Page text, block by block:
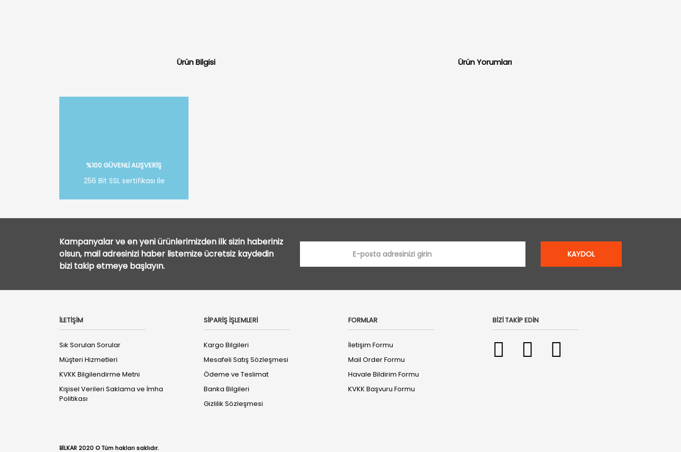
Ürün Bilgisi Ürün Yorumları
%100 GÜVENLİ ALIŞVERİŞ
256 Bit SSL sertifikası ile
Kampanyalar ve en yeni ürünlerimizden ilk sizin haberiniz
olsun, mail adresinizi haber listemize ücretsiz kaydedin
bizi takip etmeye başlayın.
KAYDOL
İLETİŞİM
Sık Sorulan Sorular
Müşteri Hizmetleri
KVKK Bilgilendirme Metni
Kişisel Verileri Saklama ve İmha
Politikası
SİPARİŞ İŞLEMLERİ
Kargo Bilgileri
Mesafeli Satış Sözleşmesi
Ödeme ve Teslimat
Banka Bilgileri
Gizlilik Sözleşmesi
FORMLAR
İletişim Formu
Mail Order Formu
Havale Bildirim Formu
KVKK Başvuru Formu
BİZİ TAKİP EDİN
BİLKAR 2020 © Tüm hakları saklıdır.